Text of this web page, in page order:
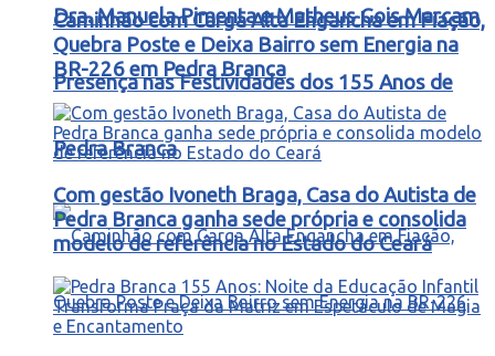
Dra. Manuela Pimenta e Matheus Gois Marcam
Presença nas Festividades dos 155 Anos de
Pedra Branca
Caminhão com Carga Alta Engancha em Fiação,
Quebra Poste e Deixa Bairro sem Energia na
BR-226 em Pedra Branca
Com gestão Ivoneth Braga, Casa do Autista de
Pedra Branca ganha sede própria e consolida
modelo de referência no Estado do Ceará